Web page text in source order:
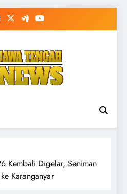
Kembali Digelar, Seniman
Karanganyar